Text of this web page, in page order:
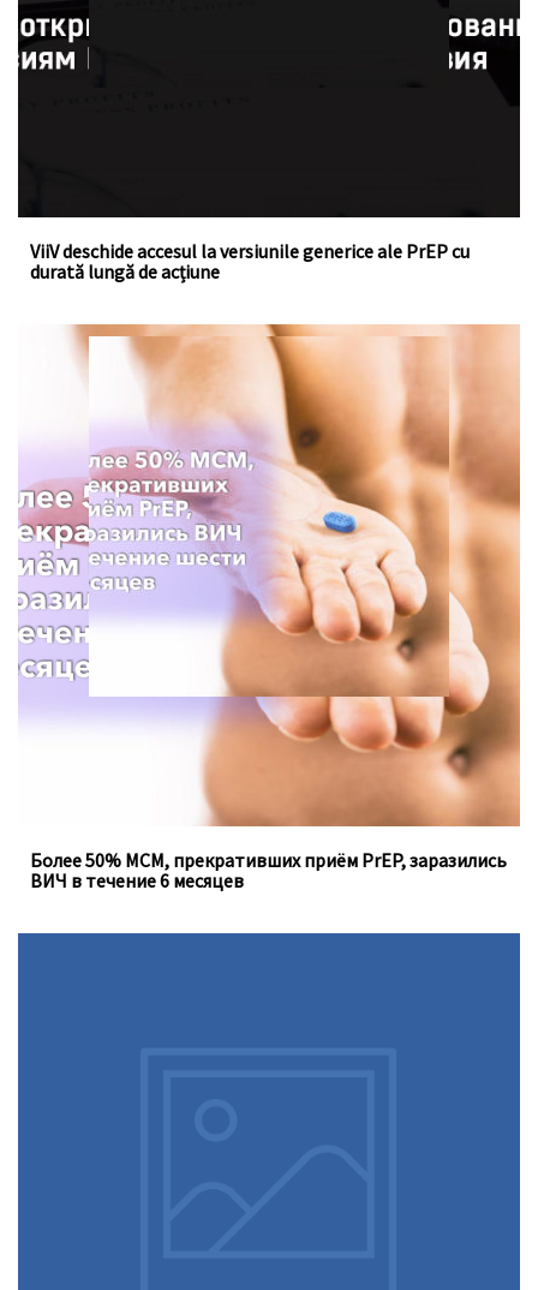
ViiV deschide accesul la versiunile generice ale PrEP cu
durată lungă de acțiune
Для анализа использовались данные опроса с 2013 по
2021 год, проведённого Департаментом
общественного здравоохранения в штате Вашингтон.
Более 50% МСМ, прекративших приём PrEP, заразились
ВИЧ в течение 6 месяцев